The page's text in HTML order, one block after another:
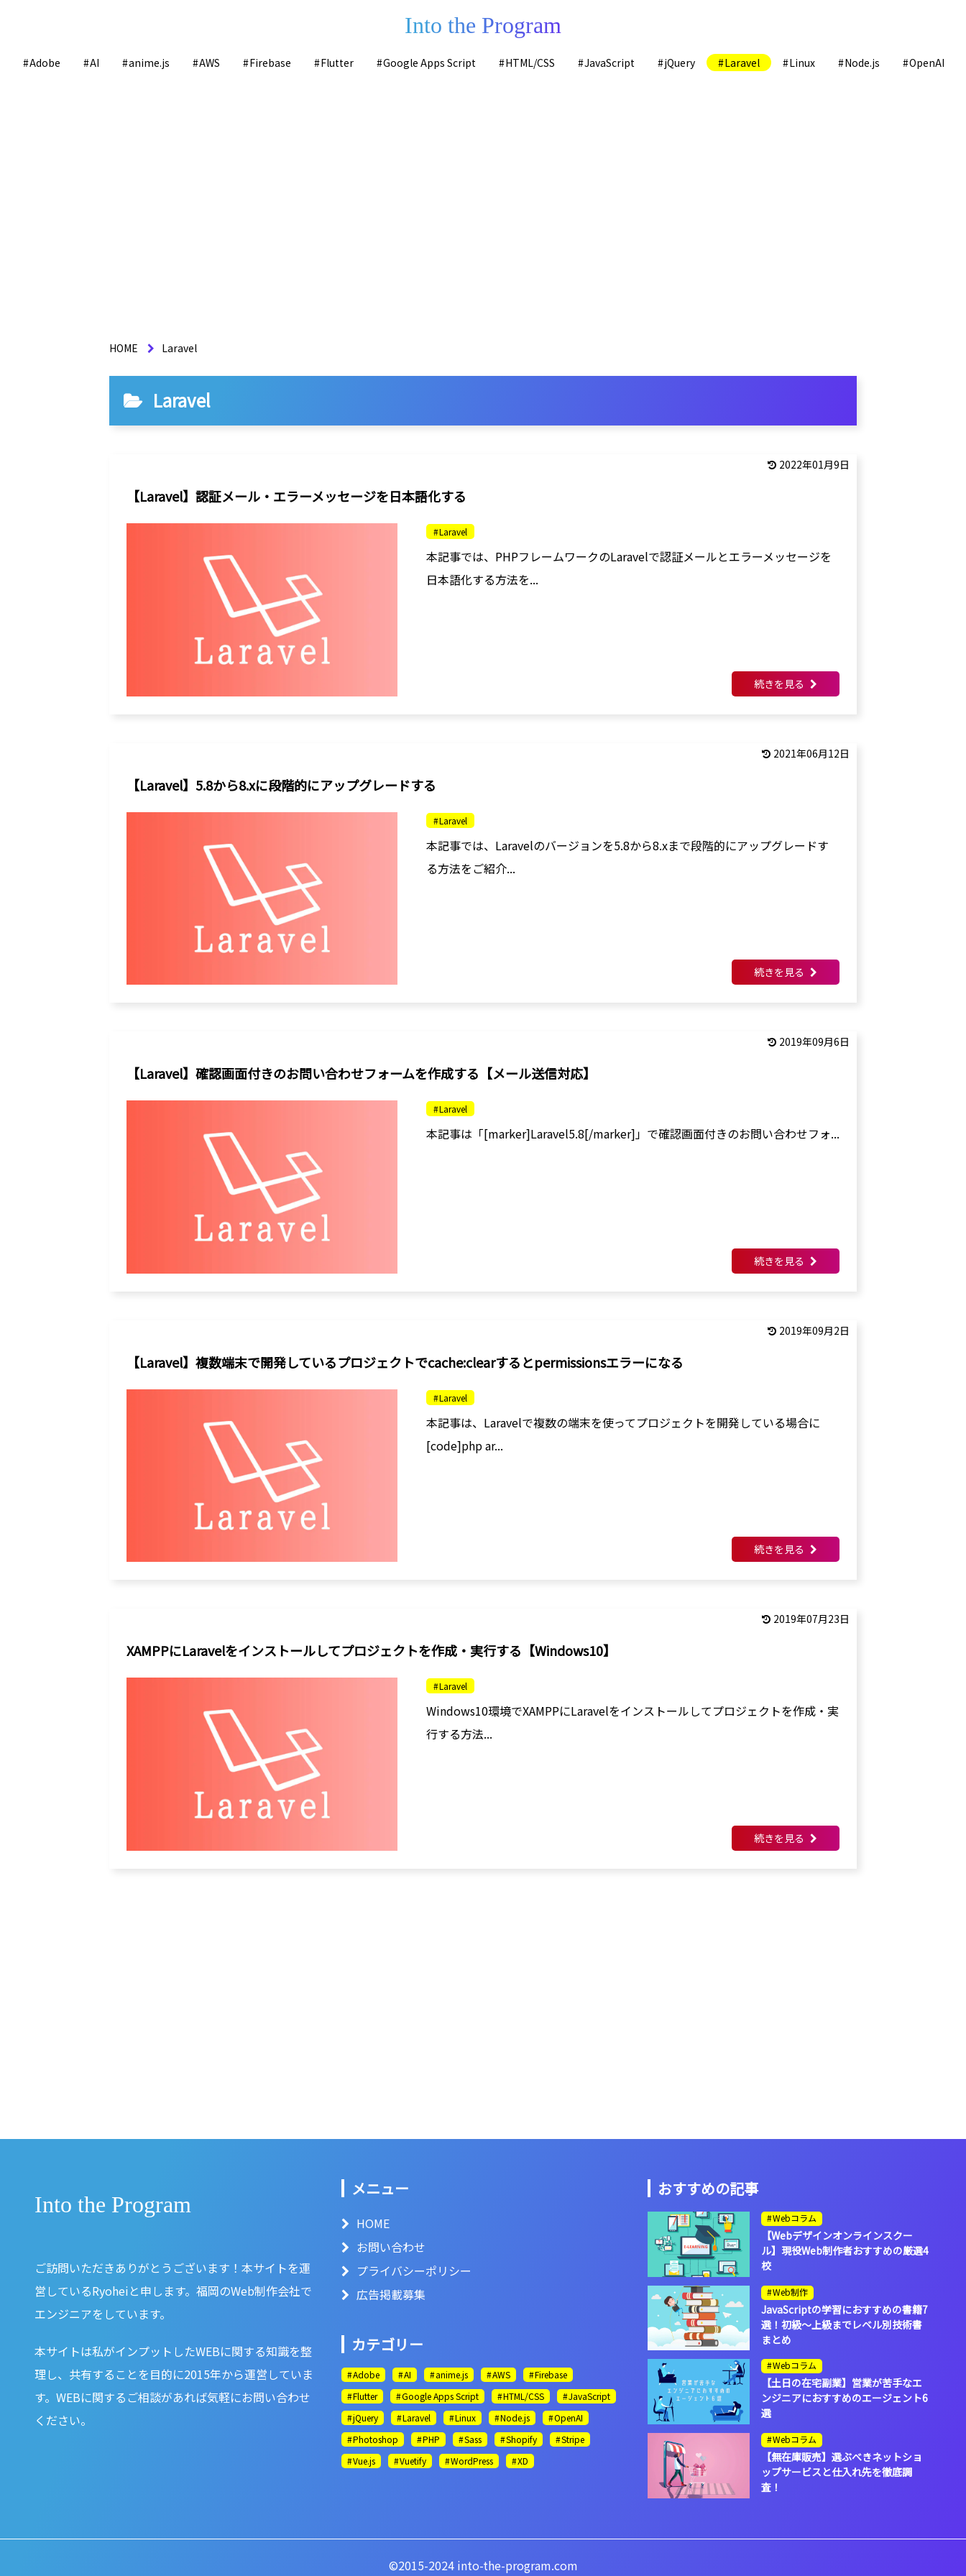
Into the Program
Adobe AI anime.js AWS Firebase Flutter Google Apps Script HTML/CSS JavaScript jQuery Laravel Linux Node.js OpenAI
HOME Laravel
Laravel
【Laravel】認証メール・エラーメッセージを日本語化する
2022年01月9日
Laravel
本記事では、PHPフレームワークのLaravelで認証メールとエラーメッセージを
日本語化する方法を...
続きを見る
【Laravel】5.8から8.xに段階的にアップグレードする
2021年06月12日
Laravel
本記事では、Laravelのバージョンを5.8から8.xまで段階的にアップグレードす
る方法をご紹介...
続きを見る
【Laravel】確認画面付きのお問い合わせフォームを作成する【メール送信対応】
2019年09月6日
Laravel
本記事は「[marker]Laravel5.8[/marker]」で確認画面付きのお問い合わせフォ...
続きを見る
【Laravel】複数端末で開発しているプロジェクトでcache:clearするとpermissionsエラーになる
2019年09月2日
Laravel
本記事は、Laravelで複数の端末を使ってプロジェクトを開発している場合に
[code]php ar...
続きを見る
XAMPPにLaravelをインストールしてプロジェクトを作成・実行する【Windows10】
2019年07月23日
Laravel
Windows10環境でXAMPPにLaravelをインストールしてプロジェクトを作成・実
行する方法...
続きを見る
Into the Program
ご訪問いただきありがとうございます！本サイトを運
営しているRyoheiと申します。福岡のWeb制作会社で
エンジニアをしています。
本サイトは私がインプットしたWEBに関する知識を整
理し、共有することを目的に2015年から運営していま
す。WEBに関するご相談があれば気軽にお問い合わせ
ください。
メニュー
HOME
お問い合わせ
プライバシーポリシー
広告掲載募集
カテゴリー
Adobe AI anime.js AWS
Firebase
Flutter
Google Apps Script HTML/CSS
JavaScript
jQuery
Laravel Linux Node.js
OpenAI
Photoshop
PHP Sass Shopify
Stripe
Vue.js
Vuetify WordPress XD
おすすめの記事
Webコラム
【Webデザインオンラインスクー
ル】現役Web制作者おすすめの厳選4
校
Web制作
JavaScriptの学習におすすめの書籍7
選！初級～上級までレベル別技術書
まとめ
Webコラム
【土日の在宅副業】営業が苦手なエ
ンジニアにおすすめのエージェント6
選
Webコラム
【無在庫販売】選ぶべきネットショ
ップサービスと仕入れ先を徹底調
査！
©2015-2024 into-the-program.com